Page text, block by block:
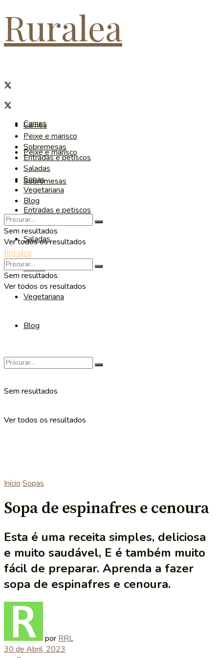
Ruralea
Carnes
Peixe e marisco
Sobremesas
Entradas e petiscos
Saladas
Sopas
Vegetariana
Blog
Sem resultados
Ver todos os resultados
Carnes
Peixe e marisco
Sobremesas
Entradas e petiscos
Saladas
Sopas
Vegetariana
Blog
Sem resultados
Ver todos os resultados
Ruralea
Sem resultados
Ver todos os resultados
Início Sopas
Sopa de espinafres e cenoura
Esta é uma receita simples, deliciosa
e muito saudável, E é também muito
fácil de preparar. Aprenda a fazer
sopa de espinafres e cenoura.
por RRL
30 de Abril, 2023